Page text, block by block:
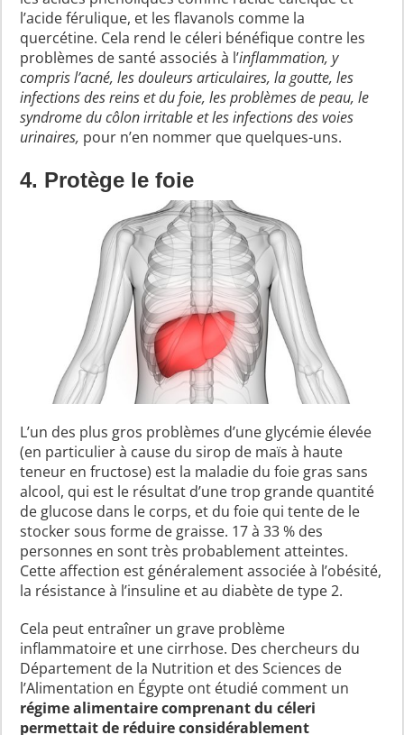
l’acide férulique, et les flavanols comme la
quercétine. Cela rend le céleri bénéfique contre les
problèmes de santé associés à l’inflammation, y
compris l’acné, les douleurs articulaires, la goutte, les
infections des reins et du foie, les problèmes de peau, le
syndrome du côlon irritable et les infections des voies
urinaires, pour n’en nommer que quelques-uns.
4. Protège le foie
L’un des plus gros problèmes d’une glycémie élevée
(en particulier à cause du sirop de maïs à haute
teneur en fructose) est la maladie du foie gras sans
alcool, qui est le résultat d’une trop grande quantité
de glucose dans le corps, et du foie qui tente de le
stocker sous forme de graisse. 17 à 33 % des
personnes en sont très probablement atteintes.
Cette affection est généralement associée à l’obésité,
la résistance à l’insuline et au diabète de type 2.
Cela peut entraîner un grave problème
inflammatoire et une cirrhose. Des chercheurs du
Département de la Nutrition et des Sciences de
l’Alimentation en Égypte ont étudié comment un
régime alimentaire comprenant du céleri
permettait de réduire considérablement